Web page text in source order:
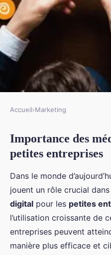
Comment les
peuvent-elles
médias sociaux
Logan 20 décembre 2024
Accueil›Marketing
Importance des
petites entreprises
Dans le monde
jouent un rôle crucial
digital pour les petites
l’utilisation croissante de
entreprises peuvent
manière plus efficace et